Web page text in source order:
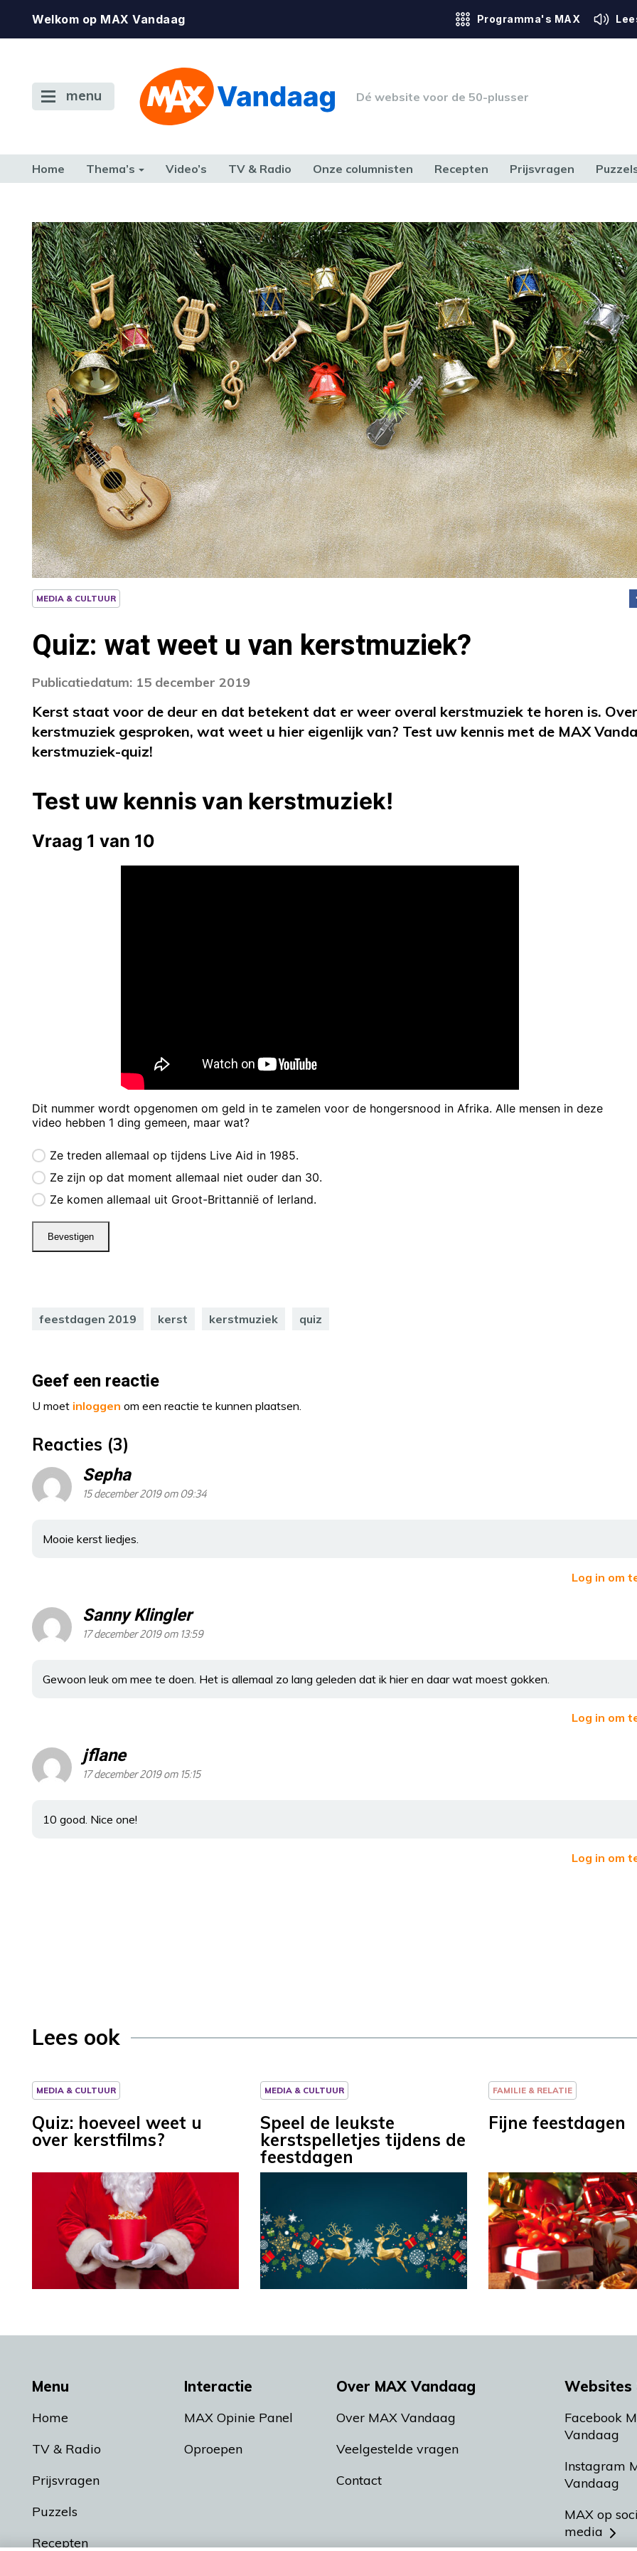
Welkom op MAX Vandaag Programma's MAX
menu Dé website voor de 50-plusser
Home Thema’s Video’s TV & Radio Onze columnisten Recepten Prijsvragen
MEDIA & CULTUUR
Quiz: wat weet u van kerstmuziek?
Publicatiedatum: 15 december 2019
Kerst staat voor de deur en dat betekent dat er weer overal kerstmuziek te horen is. Over
kerstmuziek gesproken, wat weet u hier eigenlijk van? Test uw kennis met de MAX
kerstmuziek-quiz!
feestdagen 2019 kerst kerstmuziek quiz
Geef een reactie
U moet inloggen om een reactie te kunnen plaatsen.
Reacties (3)
Sepha
15 december 2019 om 09:34
Mooie kerst liedjes.
Log in om
Sanny Klingler
17 december 2019 om 13:59
Gewoon leuk om mee te doen. Het is allemaal zo lang geleden dat ik hier en daar wat moest gokken.
Log in om
jflane
17 december 2019 om 15:15
10 good. Nice one!
Log in om
Lees ook
MEDIA & CULTUUR
Quiz: hoeveel weet u
over kerstfilms?
MEDIA & CULTUUR
Speel de leukste
kerstspelletjes tijdens de
feestdagen
FAMILIE & RELATIE
Fijne feestdagen
Menu
Home
TV & Radio
Prijsvragen
Puzzels
Recepten
Interactie
MAX Opinie Panel
Oproepen
Over MAX Vandaag
Over MAX Vandaag
Veelgestelde vragen
Contact
Websites
Facebook
Vandaag
Instagram
Vandaag
MAX op
media